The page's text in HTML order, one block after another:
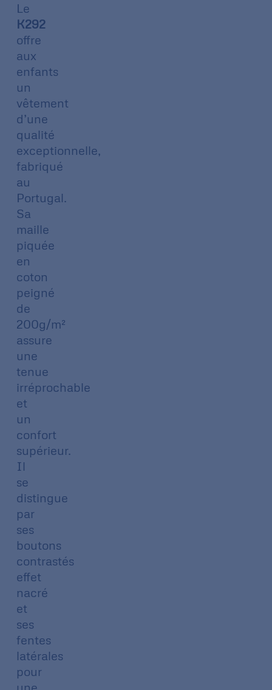
Le
K292
offre
aux
enfants
un
vêtement
d’une
qualité
exceptionnelle,
fabriqué
au
Portugal.
Sa
maille
piquée
en
coton
peigné
de
200g/m²
assure
une
tenue
irréprochable
et
un
confort
supérieur.
Il
se
distingue
par
ses
boutons
contrastés
effet
nacré
et
ses
fentes
latérales
pour